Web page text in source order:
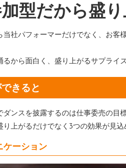
型だから盛
社パフォーマーだけでなく、お客
から面白く、盛り上がるサプライ
きると
ンスを披露するのは仕事委売の目
上がるだけでなく3つの効果が見込
ケーション